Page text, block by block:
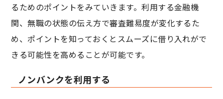
るためのポイントをみていきます。利用する金融機
関、無職の状態の伝え方で審査難易度が変化するた
め、ポイントを知っておくとスムーズに借り入れがで
きる可能性を高めることが可能です。
ノンバンクを利用する